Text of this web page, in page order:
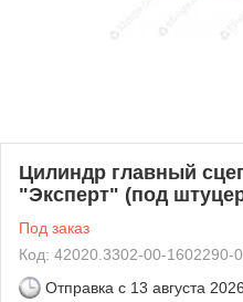
Цилиндр главный
"Эксперт" (под
Под заказ
Код: 42020.3302-00-1602290-
Отправка с 13 августа 2026